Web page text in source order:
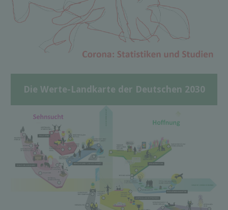
Die Werte-Landkarte der Deutschen 2030